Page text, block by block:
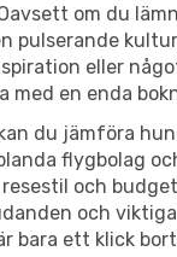
om du
pulserande
eller
med en enda
du jämföra
flygbolag
och
och
bara ett klick